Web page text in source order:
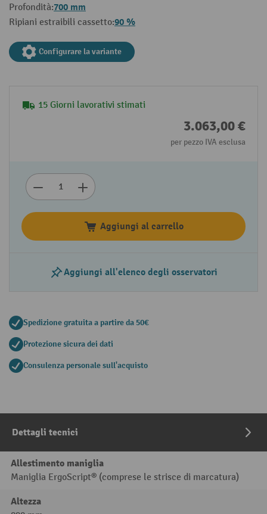
Profondità:700 mm
Ripiani estraibili cassetto:90 %
Configurare la variante
15 Giorni lavorativi stimati
3.063,00 €
per pezzo IVA esclusa
Aggiungi al carrello
Aggiungi all'elenco degli osservatori
Spedizione gratuita a partire da 50€
Protezione sicura dei dati
Consulenza personale sull'acquisto
Dettagli tecnici
Allestimento maniglia
Maniglia ErgoScript® (comprese le strisce di marcatura)
Altezza